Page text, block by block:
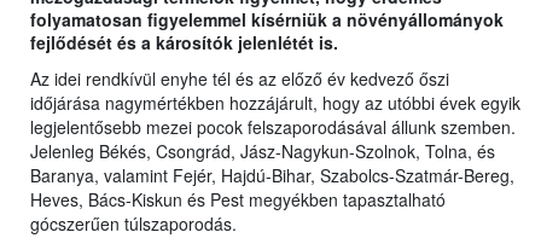
folyamatosan figyelemmel kísérniük a növényállományok
fejlődését és a károsítók jelenlétét is.
Az idei rendkívül enyhe tél és az előző év kedvező őszi
időjárása nagymértékben hozzájárult, hogy az utóbbi évek egyik
legjelentősebb mezei pocok felszaporodásával állunk szemben.
Jelenleg Békés, Csongrád, Jász-Nagykun-Szolnok, Tolna, és
Baranya, valamint Fejér, Hajdú-Bihar, Szabolcs-Szatmár-Bereg,
Heves, Bács-Kiskun és Pest megyékben tapasztalható
gócszerűen túlszaporodás.